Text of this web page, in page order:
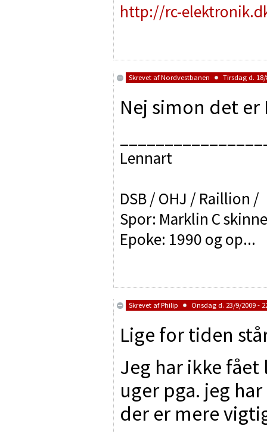
http://rc-
Skrevet afNordvestbanen Tirsdag d. 18/
Nej simon det er
Lennart
DSB / OHJ / Raillion /
Spor: Marklin C
Epoke: 1990 og op...
Skrevet afPhilip Onsdag d. 23/9/2009 -
Lige for tiden
Jeg har ikke
uger pga. jeg
der er mere